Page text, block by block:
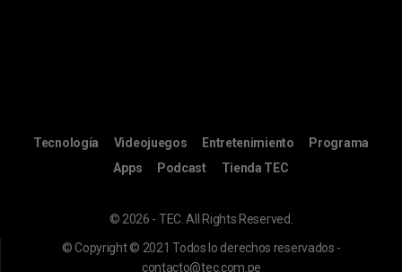
Tecnología Videojuegos Entretenimiento
Programa
Apps
Podcast Tienda TEC
© 2026 - TEC. All Rights Reserved.
© Copyright © 2021 Todos lo derechos reservados -
contacto@tec.com.pe